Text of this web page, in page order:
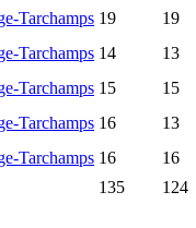
Tarchamps 19
19
Tarchamps 14
13
Tarchamps 15
15
Tarchamps 16
13
Tarchamps 16
16
135 124